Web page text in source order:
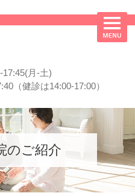
17:45(月-土)
（健診は14:00-17:00）
のご紹介